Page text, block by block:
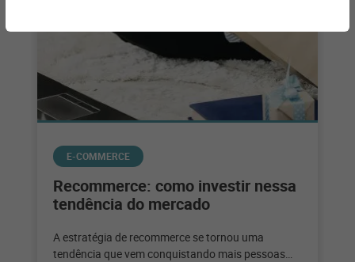
E-COMMERCE
Recommerce: como investir nessa
tendência do mercado
A estratégia de recommerce se tornou uma
tendência que vem conquistando mais pessoas